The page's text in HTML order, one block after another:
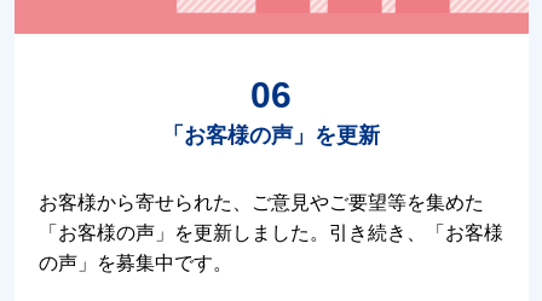
06
「お客様の声」を更新
お客様から寄せられた、ご意見やご要望等を集めた
「お客様の声」を更新しました。引き続き、「お客様
の声」を募集中です。